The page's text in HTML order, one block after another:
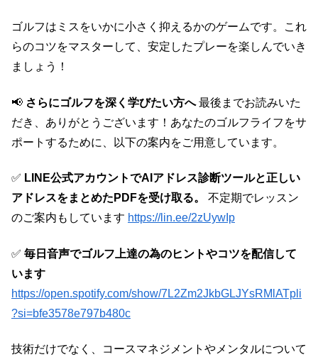
ゴルフはミスをいかに小さく抑えるかのゲームです。これ
らのコツをマスターして、安定したプレーを楽しんでいき
ましょう！
📢 さらにゴルフを深く学びたい方へ最後までお読みいた
だき、ありがとうございます！あなたのゴルフライフをサ
ポートするために、以下の案内をご用意しています。
✅ LINE公式アカウントでAIアドレス診断ツールと正しい
アドレスをまとめたPDFを受け取る。
不定期でレッスン
のご案内もしています https://lin.ee/2zUywIp
✅ 毎日音声でゴルフ上達の為のヒントやコツを配信して
います
https://open.spotify.com/show/7L2Zm2JkbGLJYsRMlATpli
?si=bfe3578e797b480c
技術だけでなく、コースマネジメントやメンタルについて